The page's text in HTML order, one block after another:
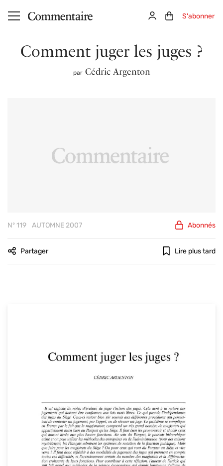
Aller au contenu principal ConnexionPanier (0)
S'abonner
Comment juger les juges ?
par Cédric Argenton
Nº 119 AUTOMNE 2007 Abonnés
Partager Lire plus tard